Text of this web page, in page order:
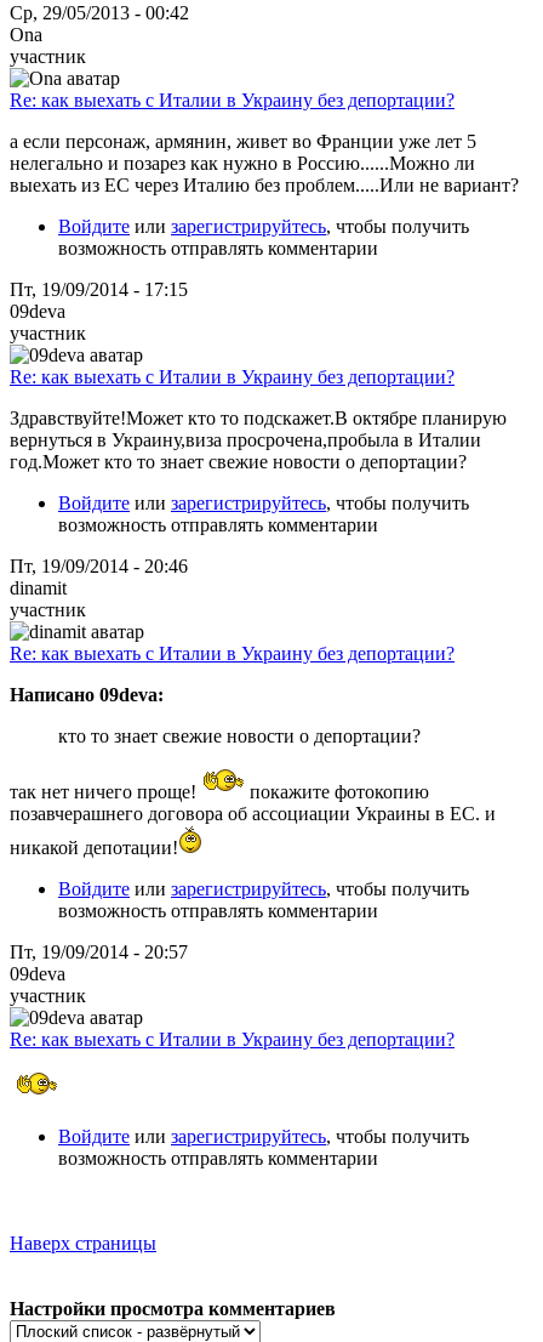
Ср, 29/05/2013 - 00:42
Ona
участник
Re: как выехать с Италии в Украину без депортации?
а если персонаж, армянин, живет во Франции уже лет 5
нелегально и позарез как нужно в Россию......Можно ли
выехать из ЕС через Италию без проблем.....Или не вариант?
Войдите или зарегистрируйтесь, чтобы получить
возможность отправлять комментарии
Пт, 19/09/2014 - 17:15
09deva
участник
Re: как выехать с Италии в Украину без депортации?
Здравствуйте!Может кто то подскажет.В октябре планирую
вернуться в Украину,виза просрочена,пробыла в Италии
год.Может кто то знает свежие новости о депортации?
Войдите или зарегистрируйтесь, чтобы получить
возможность отправлять комментарии
Пт, 19/09/2014 - 20:46
dinamit
участник
Re: как выехать с Италии в Украину без депортации?
Написано 09deva:
кто то знает свежие новости о депортации?
так нет ничего проще!
покажите фотокопию
позавчерашнего договора об ассоциации Украины в ЕС. и
никакой депотации!
Войдите или зарегистрируйтесь, чтобы получить
возможность отправлять комментарии
Пт, 19/09/2014 - 20:57
09deva
участник
Re: как выехать с Италии в Украину без депортации?
Войдите или зарегистрируйтесь, чтобы получить
возможность отправлять комментарии
Наверх страницы
Настройки просмотра комментариев